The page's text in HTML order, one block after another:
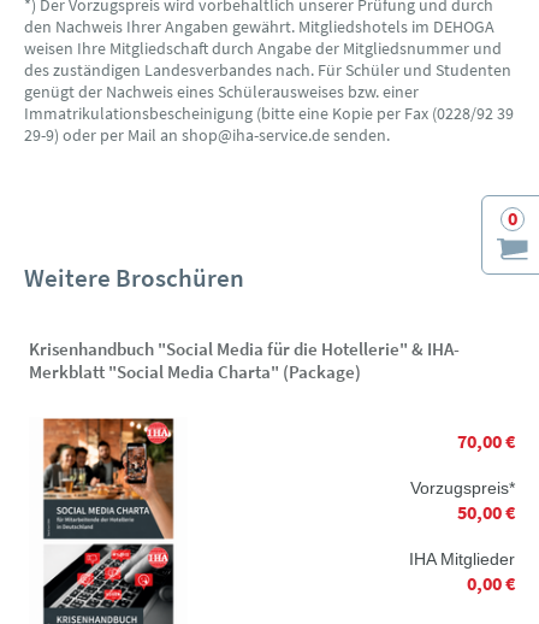
0
*) Der Vorzugspreis wird vorbehaltlich unserer Prüfung und durch
den Nachweis Ihrer Angaben gewährt. Mitgliedshotels im DEHOGA
weisen Ihre Mitgliedschaft durch Angabe der Mitgliedsnummer und
des zuständigen Landesverbandes nach. Für Schüler und Studenten
genügt der Nachweis eines Schülerausweises bzw. einer
Immatrikulationsbescheinigung (bitte eine Kopie per Fax (0228/92 39
29-9) oder per Mail an shop@iha-service.de senden.
Weitere Broschüren
Krisenhandbuch "Social Media für die Hotellerie" & IHA-
Merkblatt "Social Media Charta" (Package)
70,00 €
Vorzugspreis*
50,00 €
IHA Mitglieder
0,00 €